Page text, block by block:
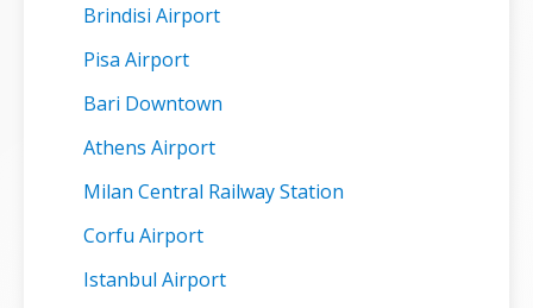
Brindisi Airport
Pisa Airport
Bari Downtown
Athens Airport
Milan Central Railway Station
Corfu Airport
Istanbul Airport